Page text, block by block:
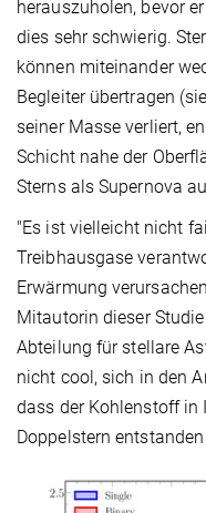
herauszuholen, bevor
dies sehr schwierig.
können miteinander
Begleiter übertragen
seiner Masse verliert,
Schicht nahe der
Sterns als Supernova
"Es ist vielleicht nicht
Treibhausgase
Erwärmung
Mitautorin dieser
Abteilung für stellare
nicht cool, sich in den
dass der Kohlenstoff in
Doppelstern